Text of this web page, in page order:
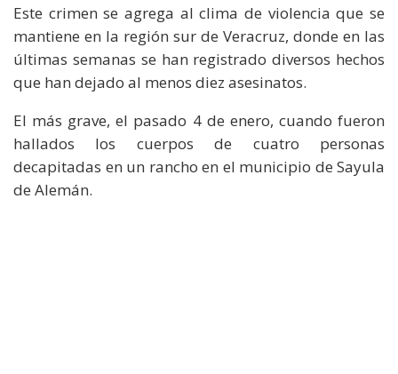
Este crimen se agrega al clima de violencia que se
mantiene en la región sur de Veracruz, donde en las
últimas semanas se han registrado diversos hechos
que han dejado al menos diez asesinatos.
El más grave, el pasado 4 de enero, cuando fueron
hallados los cuerpos de cuatro personas
decapitadas en un rancho en el municipio de Sayula
de Alemán.